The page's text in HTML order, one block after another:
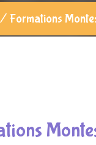
/ Formations